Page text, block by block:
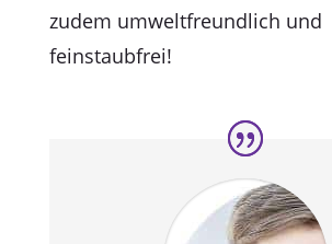
zudem umweltfreundlich und
feinstaubfrei!